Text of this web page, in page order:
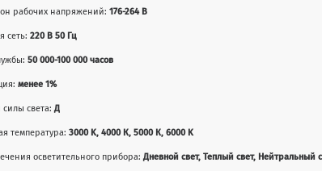
рабочих напряжений: 176-264 В
сеть: 220 В 50 Гц
50 000-100 000 часов
менее 1%
силы света:Д
температура: 3000 K, 4000 К, 5000 К, 6000 K
осветительного прибора:Дневной свет, Теплый свет, Нейтральный